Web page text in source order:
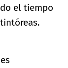
el tiempo